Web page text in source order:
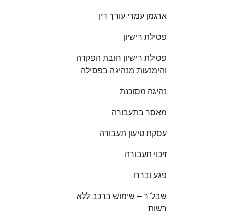
ארגמן עמרי עורך דין
פסילת רישיון
פסילת רישיון חובת הפקדה
והימנעות מנהיגה בפסילה
נהיגה מסוכנת
מאסר בתעבורה
עסקת טיעון תעבורה
זיכוי תעבורה
פגע וברח
שבל"ר – שימוש ברכב ללא
רשות